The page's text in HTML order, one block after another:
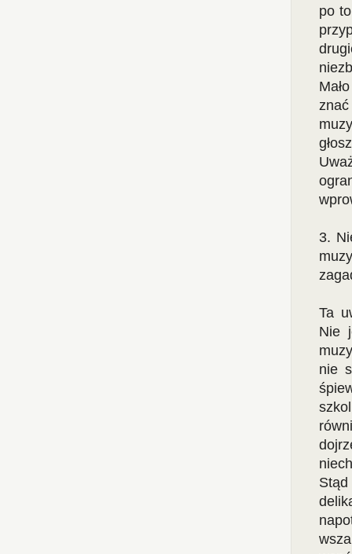
po
3.
Ta
Nie
nie